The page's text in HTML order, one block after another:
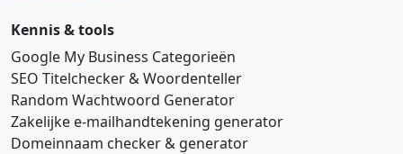
Kennis & tools
Google My Business Categorieën
SEO Titelchecker & Woordenteller
Random Wachtwoord Generator
Zakelijke e‑mailhandtekening generator
Domeinnaam checker & generator